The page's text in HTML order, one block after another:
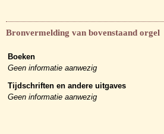
Bronvermelding van bovenstaand orgel
Boeken
Geen informatie aanwezig
Tijdschriften en andere uitgaves
Geen informatie aanwezig